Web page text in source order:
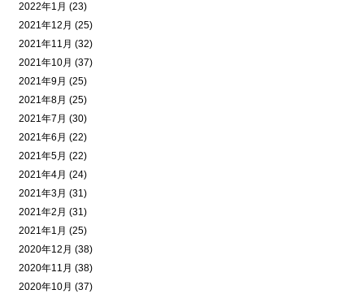
2022年1月 (23)
2021年12月 (25)
2021年11月 (32)
2021年10月 (37)
2021年9月 (25)
2021年8月 (25)
2021年7月 (30)
2021年6月 (22)
2021年5月 (22)
2021年4月 (24)
2021年3月 (31)
2021年2月 (31)
2021年1月 (25)
2020年12月 (38)
2020年11月 (38)
2020年10月 (37)